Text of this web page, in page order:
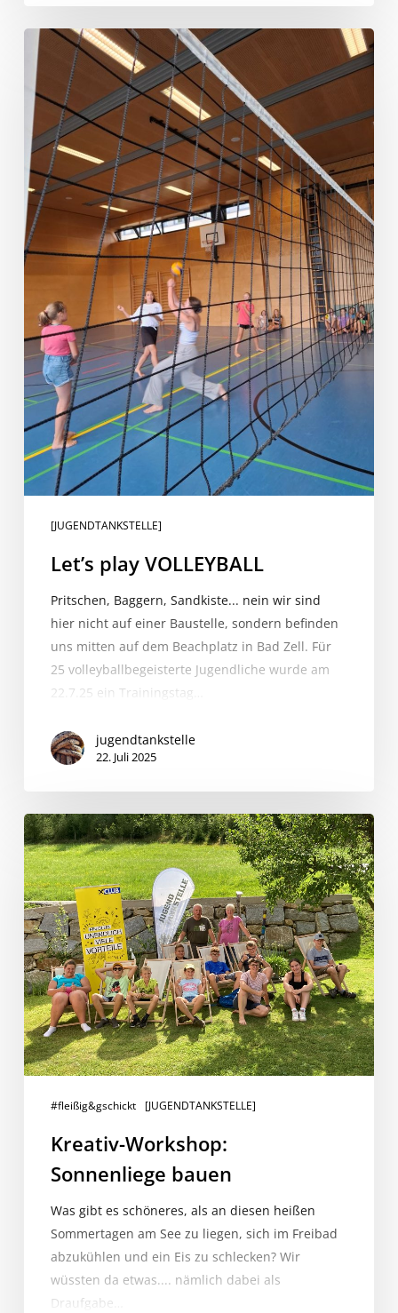
Let’s
play
VOLLEYBALL
[JUGENDTANKSTELLE]
Let’s play VOLLEYBALL
Pritschen, Baggern, Sandkiste... nein wir sind
hier nicht auf einer Baustelle, sondern befinden
uns mitten auf dem Beachplatz in Bad Zell. Für
25 volleyballbegeisterte Jugendliche wurde am
22.7.25 ein Trainingstag…
jugendtankstelle
22. Juli 2025
Kreativ-
Workshop:
Sonnenliege
bauen
#fleißig&gschickt [JUGENDTANKSTELLE]
Kreativ-Workshop:
Sonnenliege bauen
Was gibt es schöneres, als an diesen heißen
Sommertagen am See zu liegen, sich im Freibad
abzukühlen und ein Eis zu schlecken? Wir
wüssten da etwas.... nämlich dabei als
Draufgabe…